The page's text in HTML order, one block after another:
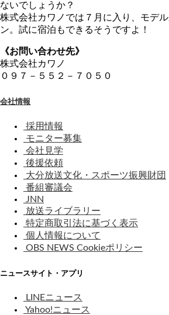
ないでしょうか？
株式会社カワノでは７月に入り、モデ
ン。試に宿泊もできるそうですよ！
《お問い合わせ先》
株式会社カワノ
０９７－５５２－７０５０
会社情報
採用情報
モニター募集
会社見学
後援依頼
大分放送文化・スポーツ振興財団
番組審議会
JNN
放送ライブラリー
特定商取引法に基づく表示
個人情報について
OBS NEWS Cookieポリシー
ニュースサイト・アプリ
LINEニュース
Yahoo!ニュース